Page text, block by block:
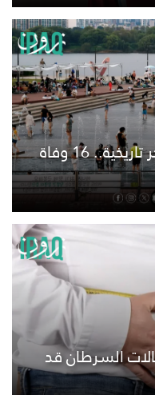
كوريا الجنوبية تواجه موجة حر تاريخية.. 16 وفاة
10% من حالات السرطان قد